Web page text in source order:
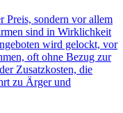
Preis, sondern vor allem
sind in Wirklichkeit
wird gelockt, vor
oft ohne Bezug zur
Zusatzkosten, die
zu Ärger und